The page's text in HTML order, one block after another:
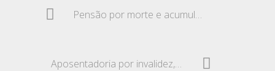
Pensão por morte e acumulação com outros benefícios
Aposentadoria por invalidez, auxílio-doença e pente-fino